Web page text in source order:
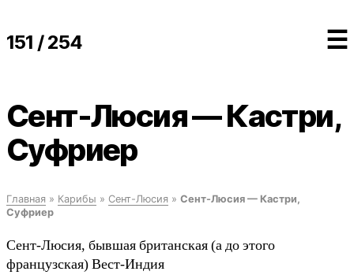
151 / 254 ☰
Сент-Люсия — Кастри,
Суфриер
Главная » Карибы » Сент-Люсия » Сент-Люсия — Кастри,
Суфриер
Сент-Люсия, бывшая британская (а до этого
французская) Вест-Индия